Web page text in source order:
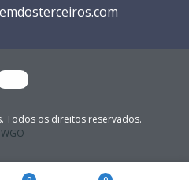
Todos os direitos reservados.
WGO